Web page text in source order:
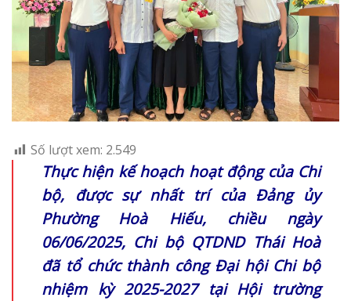
Số lượt xem: 2.549
Thực hiện kế hoạch hoạt động của Chi
bộ, được sự nhất trí của Đảng ủy
Phường Hoà Hiếu, chiều ngày
06/06/2025, Chi bộ QTDND Thái Hoà
đã tổ chức thành công Đại hội Chi bộ
nhiệm kỳ 2025-2027 tại Hội trường